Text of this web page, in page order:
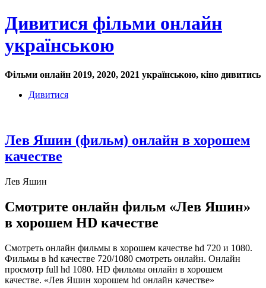
Дивитися фільми онлайн
українською
Фільми онлайн 2019, 2020, 2021 українською, кіно дивитись
Дивитися
Лев Яшин (фильм) онлайн в хорошем
качестве
Лев Яшин
Смотрите онлайн фильм «Лев Яшин»
в хорошем HD качестве
Смотреть онлайн фильмы в хорошем качестве hd 720 и 1080.
Фильмы в hd качестве 720/1080 смотреть онлайн. Онлайн
просмотр full hd 1080. HD фильмы онлайн в хорошем
качестве. «Лев Яшин хорошем hd онлайн качестве»